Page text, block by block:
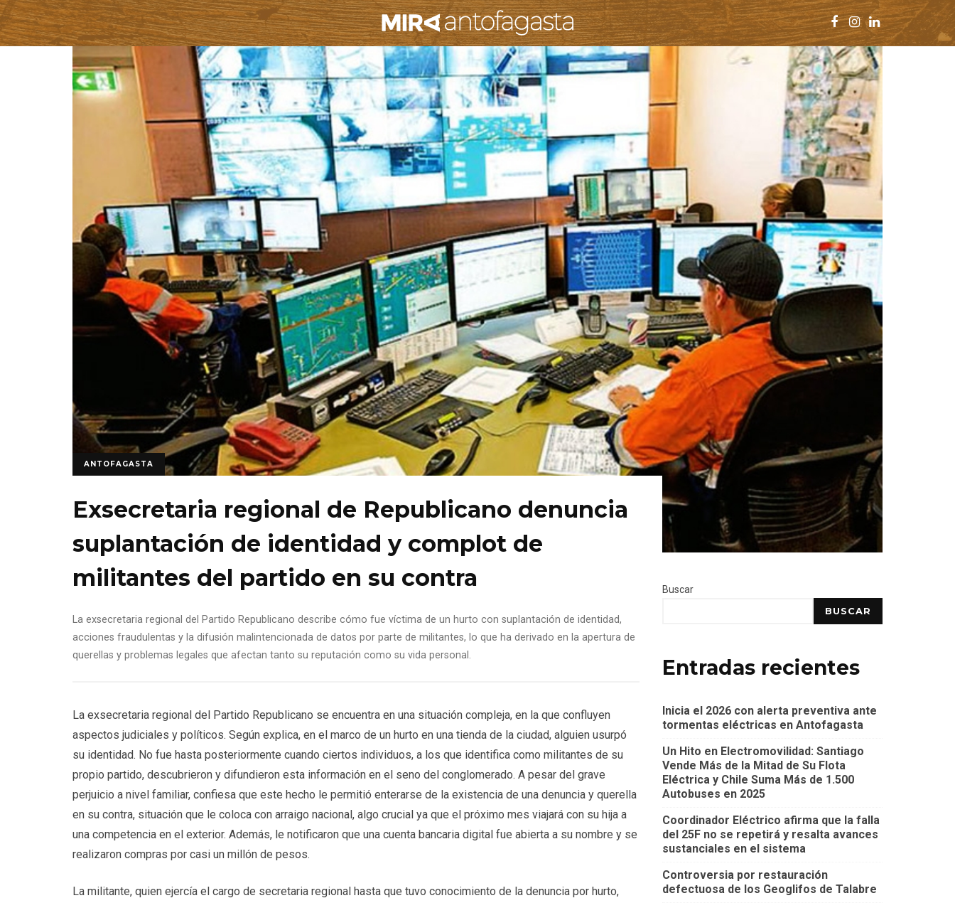
ANTOFAGASTA
Exsecretaria regional de Republicano denuncia
suplantación de identidad y complot de
militantes del partido en su contra
La exsecretaria regional del Partido Republicano describe cómo fue víctima de un hurto con suplantación de identidad,
acciones fraudulentas y la difusión malintencionada de datos por parte de militantes, lo que ha derivado en la apertura de
querellas y problemas legales que afectan tanto su reputación como su vida personal.
La exsecretaria regional del Partido Republicano se encuentra en una situación compleja, en la que confluyen
aspectos judiciales y políticos. Según explica, en el marco de un hurto en una tienda de la ciudad, alguien usurpó
su identidad. No fue hasta posteriormente cuando ciertos individuos, a los que identifica como militantes de su
propio partido, descubrieron y difundieron esta información en el seno del conglomerado. A pesar del grave
perjuicio a nivel familiar, confiesa que este hecho le permitió enterarse de la existencia de una denuncia y querella
en su contra, situación que le coloca con arraigo nacional, algo crucial ya que el próximo mes viajará con su hija a
una competencia en el exterior. Además, le notificaron que una cuenta bancaria digital fue abierta a su nombre y se
realizaron compras por casi un millón de pesos.
La militante, quien ejercía el cargo de secretaria regional hasta que tuvo conocimiento de la denuncia por hurto,
Buscar
BUSCAR
Entradas recientes
Inicia el 2026 con alerta preventiva ante
tormentas eléctricas en Antofagasta
Un Hito en Electromovilidad: Santiago
Vende Más de la Mitad de Su Flota
Eléctrica y Chile Suma Más de 1.500
Autobuses en 2025
Coordinador Eléctrico afirma que la falla
del 25F no se repetirá y resalta avances
sustanciales en el sistema
Controversia por restauración
defectuosa de los Geoglifos de Talabre